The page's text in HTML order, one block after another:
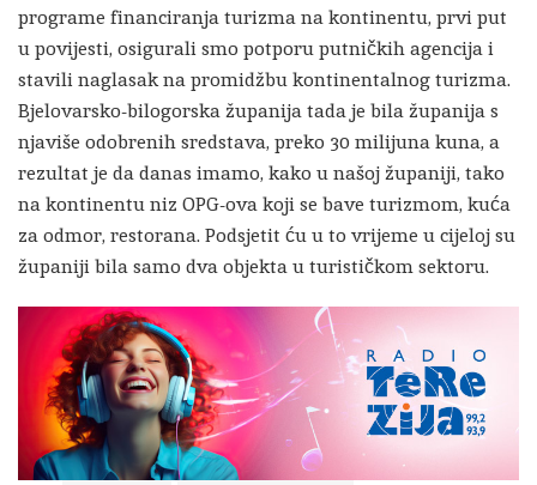
programe financiranja turizma na kontinentu, prvi put
u povijesti, osigurali smo potporu putničkih agencija i
stavili naglasak na promidžbu kontinentalnog turizma.
Bjelovarsko-bilogorska županija tada je bila županija s
njaviše odobrenih sredstava, preko 30 milijuna kuna, a
rezultat je da danas imamo, kako u našoj županiji, tako
na kontinentu niz OPG-ova koji se bave turizmom, kuća
za odmor, restorana. Podsjetit ću u to vrijeme u cijeloj su
županiji bila samo dva objekta u turističkom sektoru.